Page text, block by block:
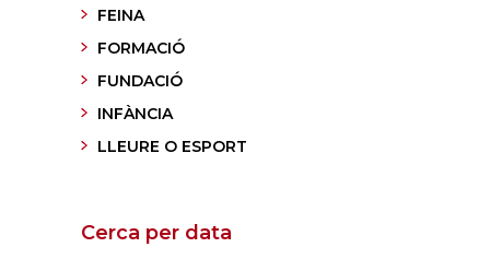
FEINA
FORMACIÓ
FUNDACIÓ
INFÀNCIA
LLEURE O ESPORT
Cerca per data